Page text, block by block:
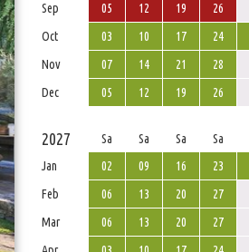
Sep
05 12 19
26
Oct
03 10 17 24
Nov
07 14 21
28
Dec
05 12 19 26
2027 Sa Sa Sa Sa
Jan
02 09 16 23
Feb
06 13 20
27
Mar
06 13 20
27